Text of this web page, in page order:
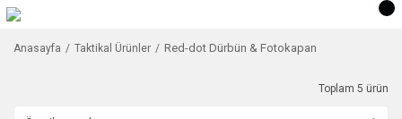
Anasayfa Taktikal Ürünler Red-dot Dürbün & Fotokapan
Toplam 5 ürün